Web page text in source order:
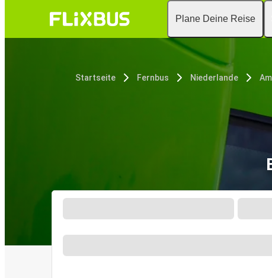
Plane Deine Reise
Startseite Fernbus Niederlande